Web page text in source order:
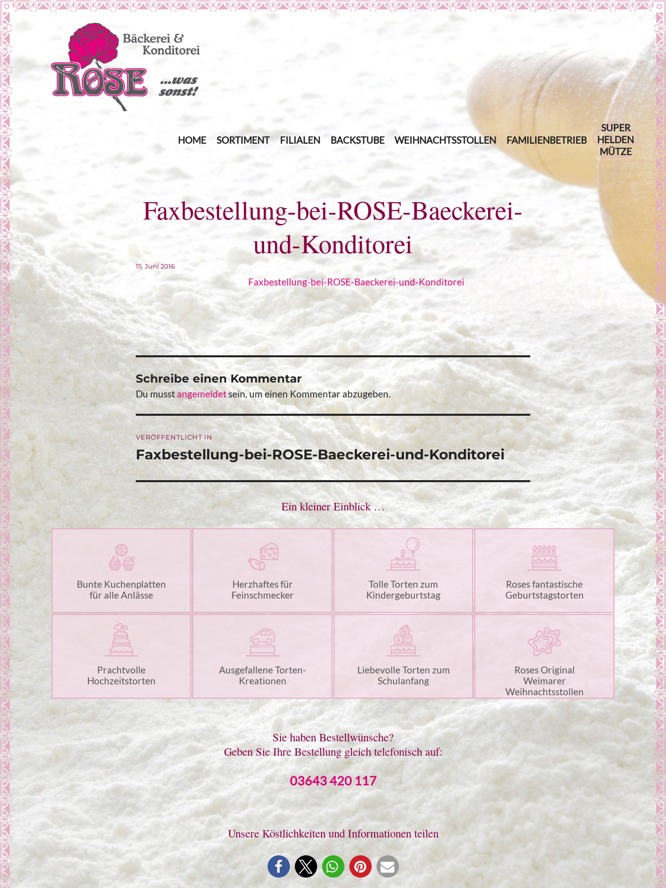
HOME SORTIMENT FILIALEN BACKSTUBE WEIHNACHTSSTOLLEN FAMILIENBETRIEB
SUPER
HELDEN
MÜTZE
Faxbestellung-bei-ROSE-Baeckerei-
und-Konditorei
Faxbestellung-bei-ROSE-Baeckerei-und-Konditorei
Veröffentlicht
15. Juni 2016
Schreibe einen Kommentar
Du musstangemeldetsein, um einen Kommentar abzugeben.
Beitragsnavigation
VERÖFFENTLICHT IN
Faxbestellung-bei-ROSE-Baeckerei-und-Konditorei
Ein kleiner Einblick …
Bunte Kuchenplatten
für alle Anlässe
Herzhaftes für
Feinschmecker
Tolle Torten zum
Kindergeburtstag
Roses fantastische
Geburtstagstorten
Prachtvolle
Hochzeitstorten
Ausgefallene Torten-
Kreationen
Liebevolle Torten zum
Schulanfang
Roses Original
Weimarer
Weihnachtsstollen
Sie haben Bestellwünsche?
Geben Sie Ihre Bestellung gleich telefonisch auf:
03643 420 117
Unsere Köstlichkeiten und Informationen teilen